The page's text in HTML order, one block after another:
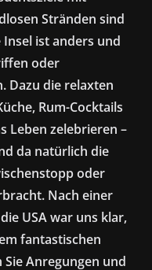
Stränden sind
ist anders und
oder
Dazu die relaxten
Rum-Cocktails
Leben zelebrieren –
da natürlich die
oder
Nach einer
USA war uns klar,
fantastischen
Anregungen und